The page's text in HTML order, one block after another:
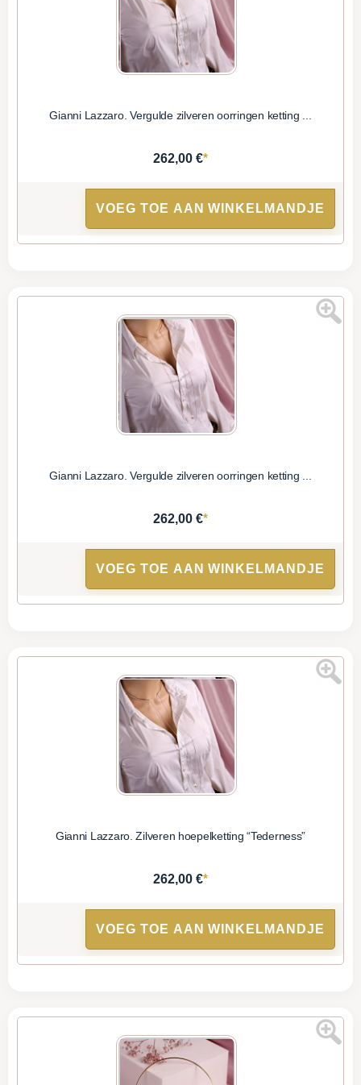
Gianni Lazzaro. Vergulde zilveren oorringen ketting ...
262,00 €*
VOEG TOE AAN WINKELMANDJE
Gianni Lazzaro. Vergulde zilveren oorringen ketting ...
262,00 €*
VOEG TOE AAN WINKELMANDJE
Gianni Lazzaro. Zilveren hoepelketting “Tederness”
262,00 €*
VOEG TOE AAN WINKELMANDJE